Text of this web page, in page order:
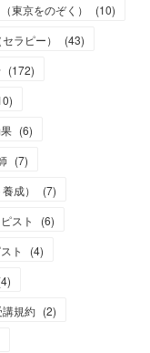
東京をのぞく） (10)
ラピー） (43)
(172)
)
(6)
(7)
成） (7)
スト (6)
ト (4)
4)
講規約 (2)